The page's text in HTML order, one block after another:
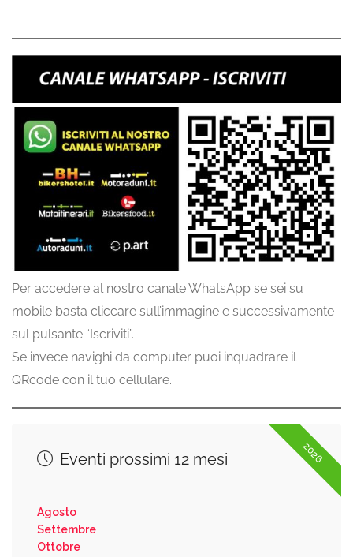
Per accedere al nostro canale WhatsApp se sei su
mobile basta cliccare sull’immagine e successivamente
sul pulsante “Iscriviti”.
Se invece navighi da computer puoi inquadrare il
QRcode con il tuo cellulare.
2026
Eventi prossimi 12 mesi
Agosto
Settembre
Ottobre